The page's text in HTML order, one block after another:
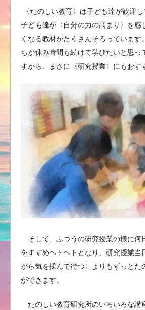
〈たのしい教育〉は子ども達が歓迎
子ども達が〈自分の力の高まり〉を感
くなる教材がたくさんそろっています
ちが休み時間も続けて学びたいと思っ
すから、まさに〈研究授業〉にもおす
そして、ふつうの研究授業の様に何
をすすめヘトヘトとなり、研究授業当
がら気を揉んで待つ〉よりもずっとた
ができます。
たのしい教育研究所のいろいろな講